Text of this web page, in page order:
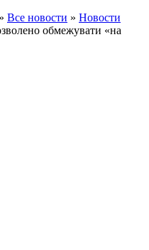
» Все новости » Новости
обмежувати «на